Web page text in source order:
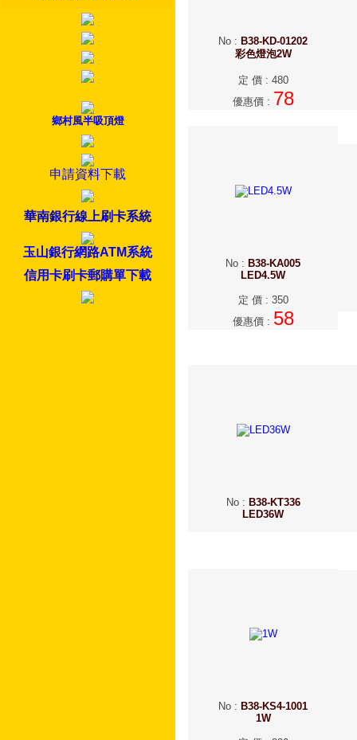
鄉村風半吸頂燈
申請資料下載
華南銀行線上刷卡系統
玉山銀行網路ATM系統
信用卡刷卡郵購單下載
No : B38-KD-01202
彩色燈泡2W
定 價: 480
優惠價: 78
No : B38-KA005
LED4.5W
定 價: 350
優惠價: 58
No: B38-KT336
LED36W
No : B38-KS4-1001
1W